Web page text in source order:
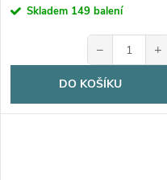
cena:Skladem 149 balení
− +
DO KOŠÍKU